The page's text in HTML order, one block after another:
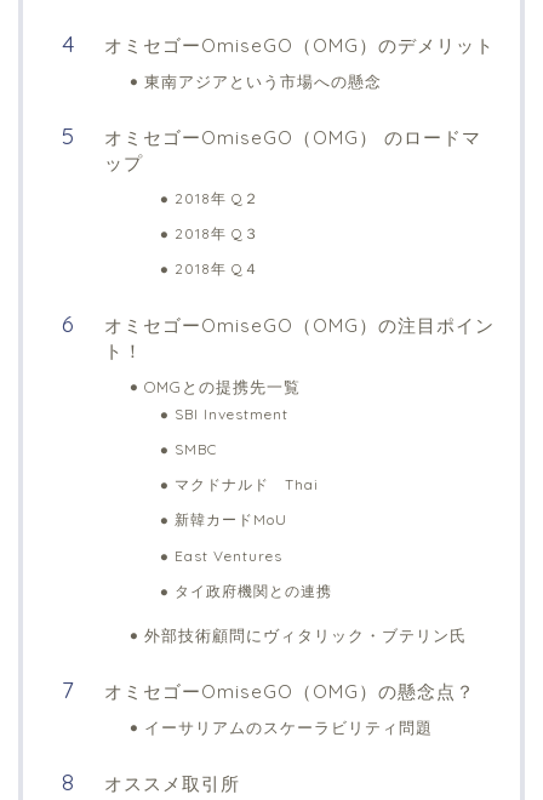
オミセゴーOmiseGO（OMG）のデメリット
東南アジアという市場への懸念
オミセゴーOmiseGO（OMG） のロードマ
ップ
2018年 Q２
2018年 Q３
2018年 Q４
オミセゴーOmiseGO（OMG）の注目ポイン
ト！
OMGとの提携先一覧
SBI Investment
SMBC
マクドナルド Thai
新韓カードMoU
East Ventures
タイ政府機関との連携
外部技術顧問にヴィタリック・ブテリン氏
オミセゴーOmiseGO（OMG）の懸念点？
イーサリアムのスケーラビリティ問題
オススメ取引所